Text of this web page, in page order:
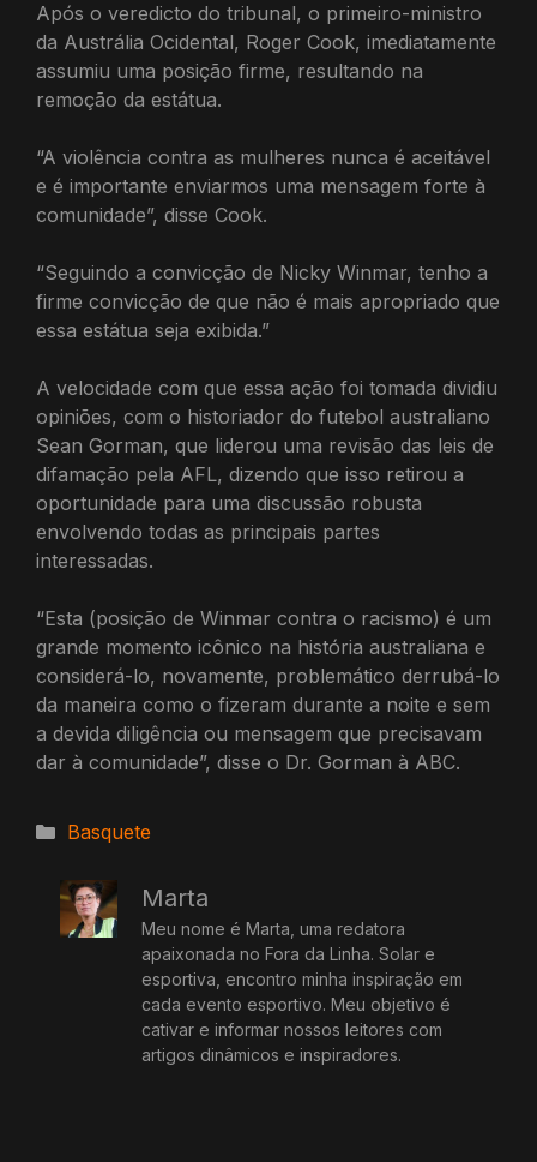
Após o veredicto do tribunal, o primeiro-ministro
da Austrália Ocidental, Roger Cook, imediatamente
assumiu uma posição firme, resultando na
remoção da estátua.
“A violência contra as mulheres nunca é aceitável
e é importante enviarmos uma mensagem forte à
comunidade”, disse Cook.
“Seguindo a convicção de Nicky Winmar, tenho a
firme convicção de que não é mais apropriado que
essa estátua seja exibida.”
A velocidade com que essa ação foi tomada dividiu
opiniões, com o historiador do futebol australiano
Sean Gorman, que liderou uma revisão das leis de
difamação pela AFL, dizendo que isso retirou a
oportunidade para uma discussão robusta
envolvendo todas as principais partes
interessadas.
“Esta (posição de Winmar contra o racismo) é um
grande momento icônico na história australiana e
considerá-lo, novamente, problemático derrubá-lo
da maneira como o fizeram durante a noite e sem
a devida diligência ou mensagem que precisavam
dar à comunidade”, disse o Dr. Gorman à ABC.
Categorias
Basquete
Marta
Meu nome é Marta, uma redatora
apaixonada no Fora da Linha. Solar e
esportiva, encontro minha inspiração em
cada evento esportivo. Meu objetivo é
cativar e informar nossos leitores com
artigos dinâmicos e inspiradores.